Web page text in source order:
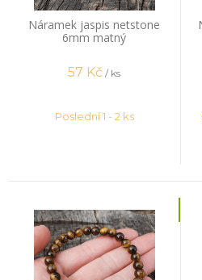
Náramek jaspis netstone
6mm matný
57 Kč / ks
Poslední 1 - 2 ks